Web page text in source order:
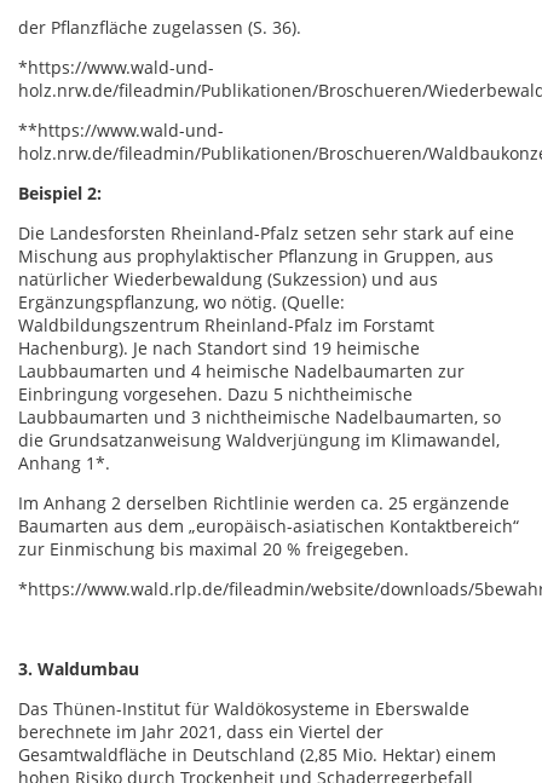
der Pflanzfläche zugelassen (S. 36).
*https://www.wald-und-
holz.nrw.de/fileadmin/Publikationen/Broschueren/
**https://www.wald-und-
holz.nrw.de/fileadmin/Publikationen/Broschueren/
Beispiel 2:
Die Landesforsten Rheinland-Pfalz setzen sehr stark auf eine
Mischung aus prophylaktischer Pflanzung in Gruppen, aus
natürlicher Wiederbewaldung (Sukzession) und aus
Ergänzungspflanzung, wo nötig. (Quelle:
Waldbildungszentrum Rheinland-Pfalz im Forstamt
Hachenburg). Je nach Standort sind 19 heimische
Laubbaumarten und 4 heimische Nadelbaumarten zur
Einbringung vorgesehen. Dazu 5 nichtheimische
Laubbaumarten und 3 nichtheimische Nadelbaumarten, so
die Grundsatzanweisung Waldverjüngung im Klimawandel,
Anhang 1*.
Im Anhang 2 derselben Richtlinie werden ca. 25 ergänzende
Baumarten aus dem „europäisch-asiatischen Kontaktbereich“
zur Einmischung bis maximal 20 % freigegeben.
*https://www.wald.rlp.de/fileadmin/website/downloads/
3. Waldumbau
Das Thünen-Institut für Waldökosysteme in Eberswalde
berechnete im Jahr 2021, dass ein Viertel der
Gesamtwaldfläche in Deutschland (2,85 Mio. Hektar) einem
hohen Risiko durch Trockenheit und Schaderregerbefall